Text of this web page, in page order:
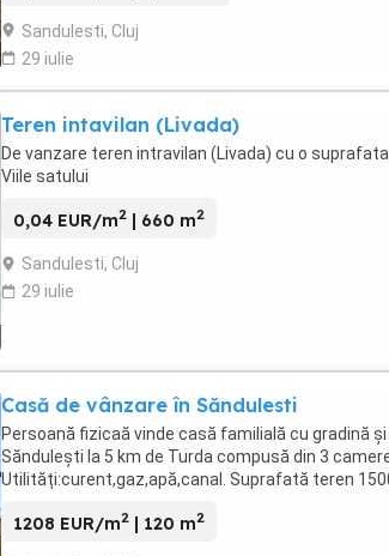
Sandulesti, Cluj
29 iulie
Teren intavilan (Livada)
De vanzare teren intravilan (Livada) cu o
Viile satului
0,04 EUR/m2 | 660 m2
Sandulesti, Cluj
29 iulie
Casă de vânzare în Săndulesti
Persoană fizicaă vinde casă familială cu gradină
Săndulești la 5 km de Turda compusă din 3
Utilități:curent,gaz,apă,canal. Suprafată teren
1208 EUR/m2 | 120 m2